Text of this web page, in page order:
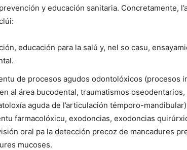
y educación sanitaria. Concretamente,
educación para la salú y, nel so casu,
de procesos agudos odontolóxicos (procesos
al área bucodental, traumatismos
aguda de l’articulación témporo-
farmacolóxicu, exodoncias, exodoncias
oral pa la detección precoz de mancadures
mucoses.